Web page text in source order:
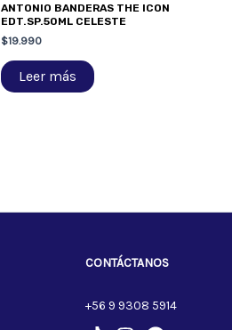
ANTONIO BANDERAS THE ICON
EDT.SP.50ML CELESTE
$19.990
Leer más
CONTÁCTANOS
+56 9 9308 5914